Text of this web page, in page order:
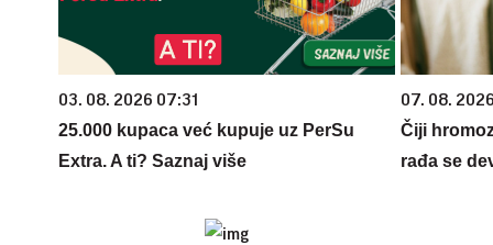
03. 08. 2026 07:31
25.000 kupaca već kupuje uz PerSu
Extra. A ti? Saznaj više
07. 08.
Čiji
rađa se